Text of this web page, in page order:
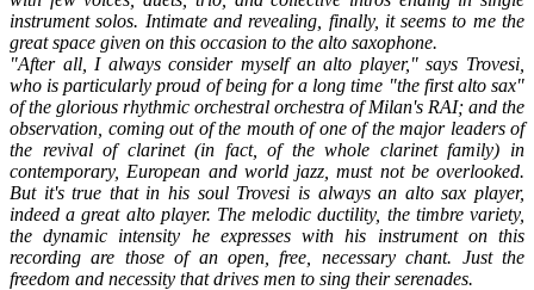
instrument solos. Intimate and revealing, finally, it seems to me the
great space given on this occasion to the alto saxophone.
"After all, I always consider myself an alto player," says Trovesi,
who is particularly proud of being for a long time "the first alto sax"
of the glorious rhythmic orchestral orchestra of Milan's RAI; and the
observation, coming out of the mouth of one of the major leaders of
the revival of clarinet (in fact, of the whole clarinet family) in
contemporary, European and world jazz, must not be overlooked.
But it's true that in his soul Trovesi is always an alto sax player,
indeed a great alto player. The melodic ductility, the timbre variety,
the dynamic intensity he expresses with his instrument on this
recording are those of an open, free, necessary chant. Just the
freedom and necessity that drives men to sing their serenades.